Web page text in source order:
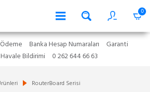
0
Banka Hesap Numaraları
Garanti
Havale Bildirimi 0 262 644 66 63
RouterBoard Serisi